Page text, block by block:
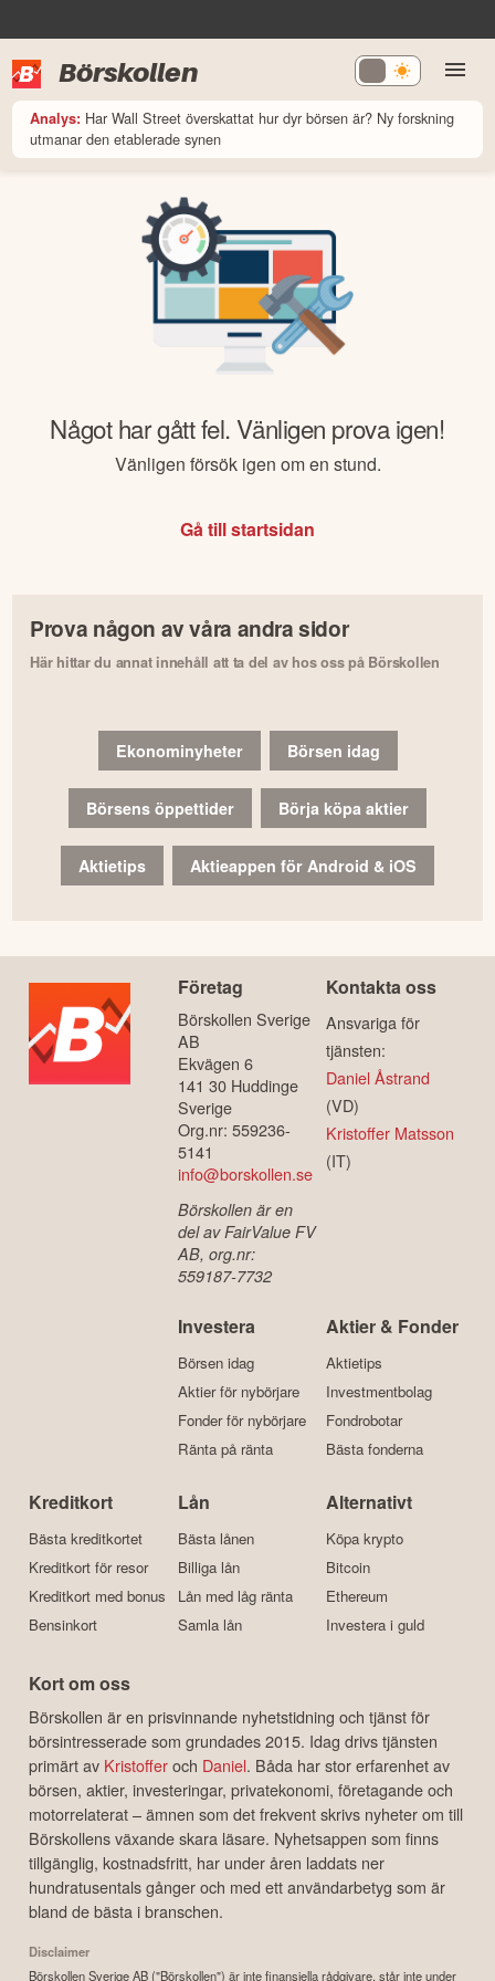
Börskollen
Analys: Har Wall Street överskattat hur dyr börsen är? Ny forskning
utmanar den etablerade synen
Något har gått fel. Vänligen prova igen!
Vänligen försök igen om en stund.
Gå till startsidan
Prova någon av våra andra sidor
Här hittar du annat innehåll att ta del av hos oss på Börskollen
Ekonominyheter Börsen idag
Börsens öppettider Börja köpa aktier
Aktietips Aktieappen för Android & iOS
Företag
Börskollen Sverige
AB
Ekvägen 6
141 30 Huddinge
Sverige
Org.nr: 559236-
5141
info@borskollen.se
Börskollen är en
del av FairValue FV
AB, org.nr:
559187-7732
Kontakta oss
Ansvariga för
tjänsten:
Daniel Åstrand
(VD)
Kristoffer Matsson
(IT)
Investera
Börsen idag
Aktier för nybörjare
Fonder för nybörjare
Ränta på ränta
Aktier & Fonder
Aktietips
Investmentbolag
Fondrobotar
Bästa fonderna
Kreditkort
Bästa kreditkortet
Kreditkort för resor
Kreditkort med bonus
Bensinkort
Lån
Bästa lånen
Billiga lån
Lån med låg ränta
Samla lån
Alternativt
Köpa krypto
Bitcoin
Ethereum
Investera i guld
Kort om oss
Börskollen är en prisvinnande nyhetstidning och tjänst för
börsintresserade som grundades 2015. Idag drivs tjänsten
primärt av Kristofferoch Daniel. Båda har stor erfarenhet av
börsen, aktier, investeringar, privatekonomi, företagande och
motorrelaterat – ämnen som det frekvent skrivs nyheter om till
Börskollens växande skara läsare. Nyhetsappen som finns
tillgänglig, kostnadsfritt, har under åren laddats ner
hundratusentals gånger och med ett användarbetyg som är
bland de bästa i branschen.
Disclaimer
Börskollen Sverige AB ("Börskollen") är inte finansiella rådgivare, står inte under